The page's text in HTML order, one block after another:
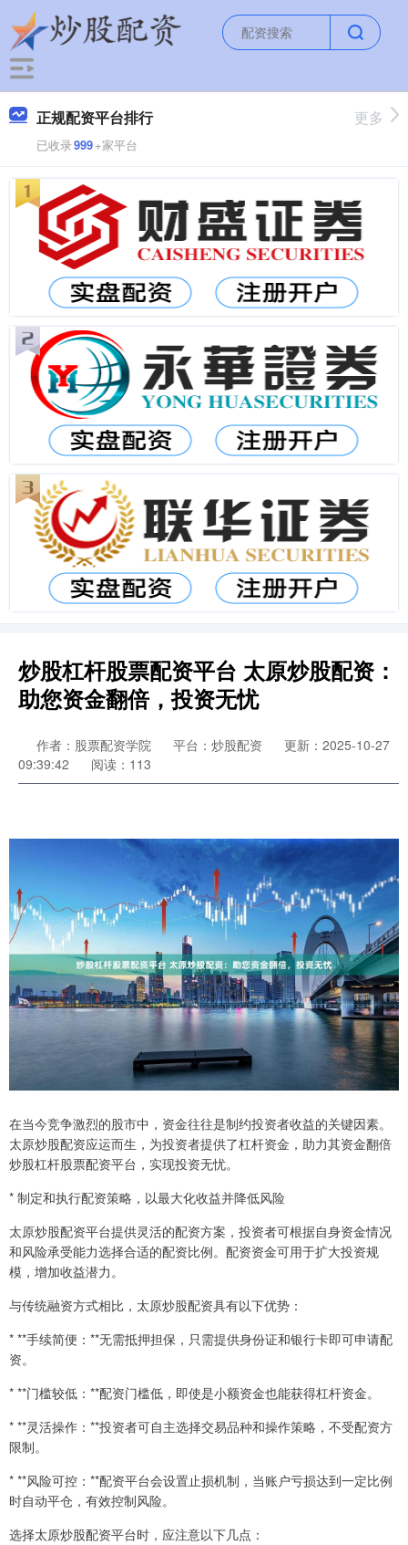
正规配资平台排行
已收录999+家平台
更多
炒股杠杆股票配资平台 太原炒股配资：
助您资金翻倍，投资无忧
作者：股票配资学院 平台：炒股配资
更新：2025-10-27
09:39:42
阅读：113
在当今竞争激烈的股市中，资金往往是制约投资者收益的关键因素。
太原炒股配资应运而生，为投资者提供了杠杆资金，助力其资金翻倍
炒股杠杆股票配资平台，实现投资无忧。
* 制定和执行配资策略，以最大化收益并降低风险
太原炒股配资平台提供灵活的配资方案，投资者可根据自身资金情况
和风险承受能力选择合适的配资比例。配资资金可用于扩大投资规
模，增加收益潜力。
与传统融资方式相比，太原炒股配资具有以下优势：
* **手续简便：**无需抵押担保，只需提供身份证和银行卡即可申请配
资。
* **门槛较低：**配资门槛低，即使是小额资金也能获得杠杆资金。
* **灵活操作：**投资者可自主选择交易品种和操作策略，不受配资方
限制。
* **风险可控：**配资平台会设置止损机制，当账户亏损达到一定比例
时自动平仓，有效控制风险。
选择太原炒股配资平台时，应注意以下几点：